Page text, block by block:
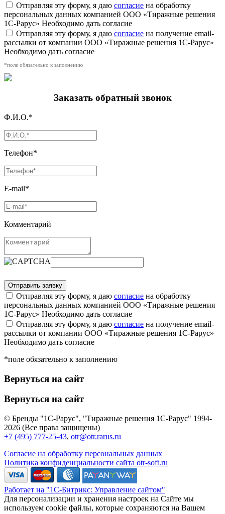
Отправляя эту форму, я даю согласие на обработку
персональных данных компанией ООО «Тиражные решения
1С-Рарус» Необходимо дать согласие
Отправляя эту форму, я даю согласие на получение email-
рассылки от компании ООО «Тиражные решения 1С-Рарус»
Необходимо дать согласие
*поле обязательно к заполнению
Заказать обратный звонок
Ф.И.О.*
Телефон*
E-mail*
Комментарий
Отправляя эту форму, я даю согласие на обработку
персональных данных компанией ООО «Тиражные решения
1С-Рарус» Необходимо дать согласие
Отправляя эту форму, я даю согласие на получение email-
рассылки от компании ООО «Тиражные решения 1С-Рарус»
Необходимо дать согласие
*поле обязательно к заполнению
Вернуться на сайт
Вернуться на сайт
© Бренды "1С-Рарус", "Тиражные решения 1С-Рарус" 1994-
2026 (Все права защищены)
+7 (495) 777-25-43, otr@otr.rarus.ru
Согласие на обработку персональных данных
Политика конфиденциальности сайта otr-soft.ru
Работает на "1С-Битрикс: Управление сайтом"
Для персонализации и хранения настроек на Сайте мы
используем cookie файлы, которые сохраняются на Вашем